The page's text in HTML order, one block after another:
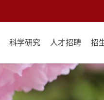
科学研究 人才招聘 招